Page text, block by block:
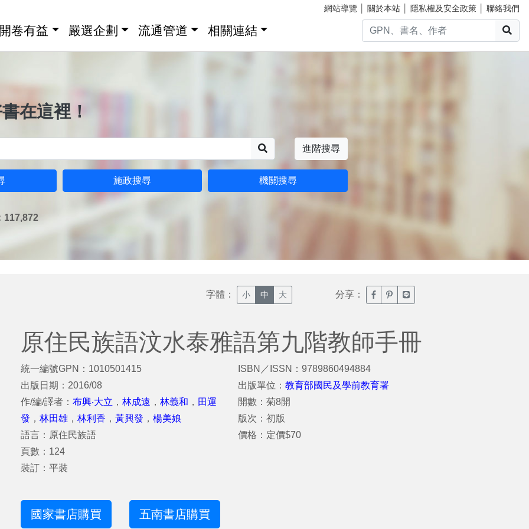
網站導覽 關於本站 隱私權及安全政策 聯絡我們
卷有益 嚴選企劃 流通管道 相關連結
在這裡！
進階搜尋
施政搜尋 機關搜尋
117,872
字體： 小 中 大 分享： 臉書分享(另開新視窗)
噗浪分享(另開新視窗)
Line分享(另開新視窗)
原住民族語汶水泰雅語第九階教師手冊
統一編號GPN：1010501415
出版日期：2016/08
作/編/譯者： 布興‧大立 ， 林成遠 ， 林義和 ， 田運
發 ， 林田雄 ， 林利香 ， 黃興發 ， 楊美娘
語言：原住民族語
頁數：124
裝訂：平裝
ISBN／ISSN：9789860494884
出版單位：教育部國民及學前教育署
開數：菊8開
版次：初版
價格：定價$70
國家書店購買 五南書店購買